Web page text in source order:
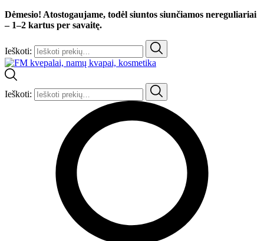
Dėmesio! Atostogaujame, todėl siuntos siunčiamos nereguliariai
– 1–2 kartus per savaitę.
Ieškoti:
Ieškoti: